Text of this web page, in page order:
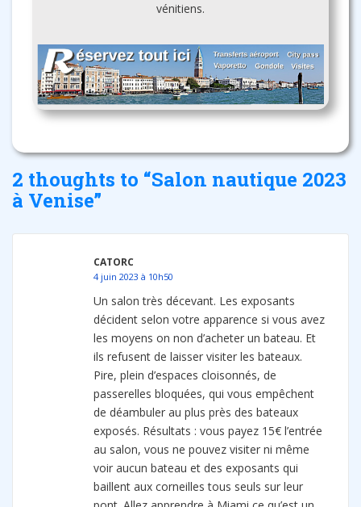
vénitiens.
2 thoughts to “Salon nautique 2023
à Venise”
CATORC
4 juin 2023 à 10h50
Un salon très décevant. Les exposants
décident selon votre apparence si vous avez
les moyens on non d’acheter un bateau. Et
ils refusent de laisser visiter les bateaux.
Pire, plein d’espaces cloisonnés, de
passerelles bloquées, qui vous empêchent
de déambuler au plus près des bateaux
exposés. Résultats : vous payez 15€ l’entrée
au salon, vous ne pouvez visiter ni même
voir aucun bateau et des exposants qui
baillent aux corneilles tous seuls sur leur